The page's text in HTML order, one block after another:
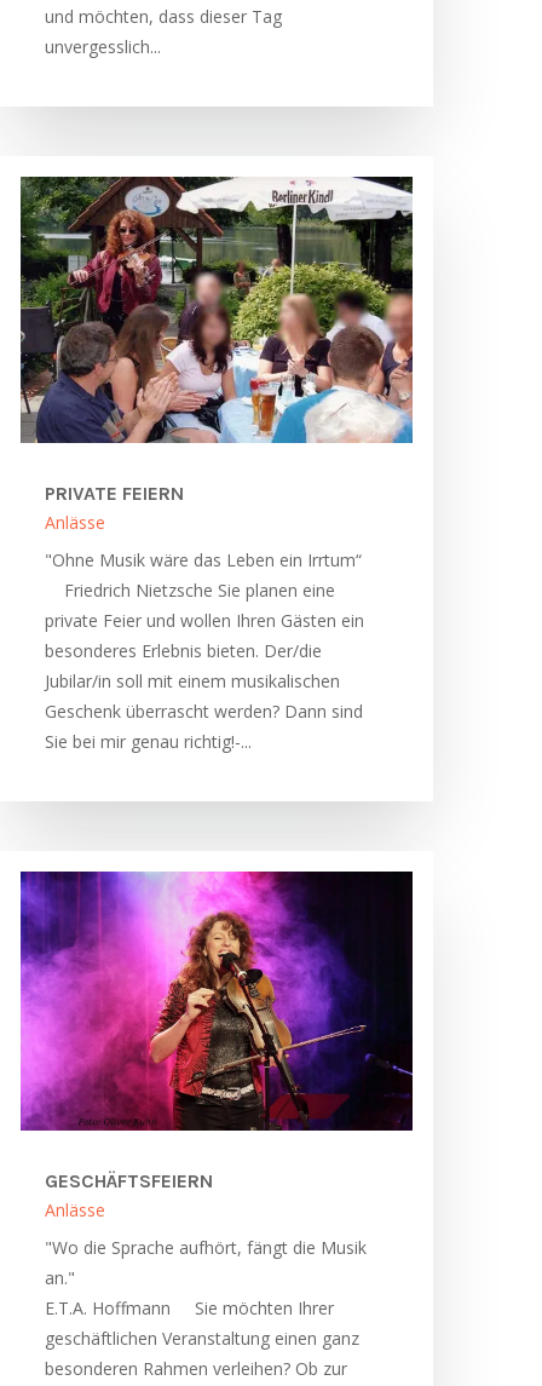
und möchten, dass dieser Tag
unvergesslich...
PRIVATE FEIERN
Anlässe
"Ohne Musik wäre das Leben ein Irrtum“
Friedrich Nietzsche Sie planen eine
private Feier und wollen Ihren Gästen ein
besonderes Erlebnis bieten. Der/die
Jubilar/in soll mit einem musikalischen
Geschenk überrascht werden? Dann sind
Sie bei mir genau richtig!-...
GESCHÄFTSFEIERN
Anlässe
"Wo die Sprache aufhört, fängt die Musik
an."
E.T.A. Hoffmann Sie möchten Ihrer
geschäftlichen Veranstaltung einen ganz
besonderen Rahmen verleihen? Ob zur